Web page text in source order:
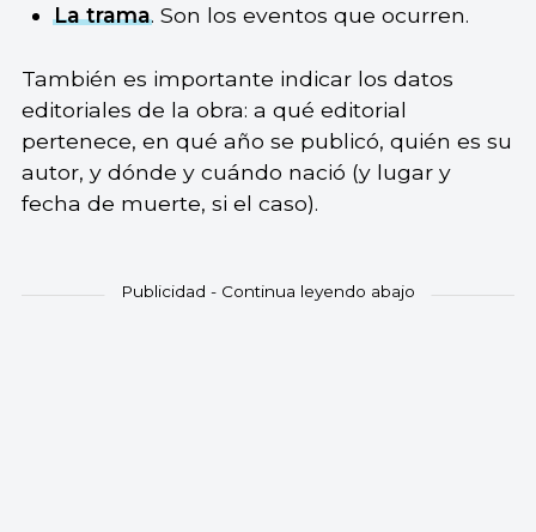
La trama. Son los eventos que ocurren.
También es importante indicar los datos
editoriales de la obra: a qué editorial
pertenece, en qué año se publicó, quién es su
autor, y dónde y cuándo nació (y lugar y
fecha de muerte, si el caso).